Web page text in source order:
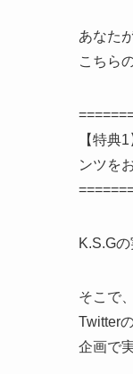
あなた
こちら
【特典
ンツを
K.S.G
そこで
Twitter
企画で